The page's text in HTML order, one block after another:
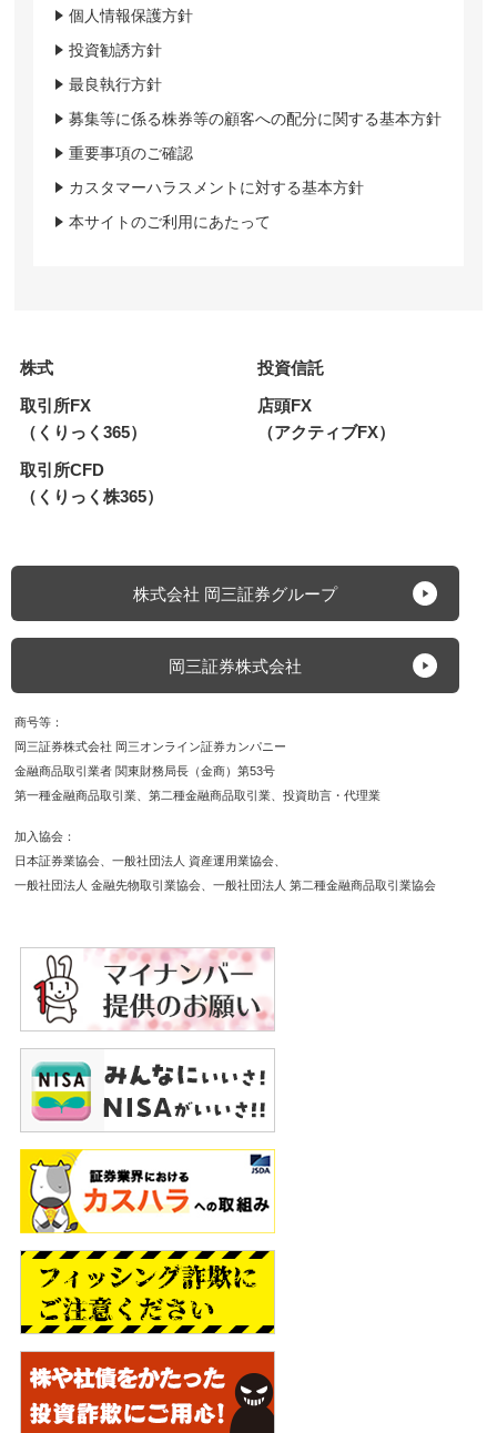
個人情報保護方針
投資勧誘方針
最良執行方針
募集等に係る株券等の顧客への配分に関する基本方針
重要事項のご確認
カスタマーハラスメントに対する基本方針
本サイトのご利用にあたって
株式
投資信託
取引所FX
（くりっく365）
店頭FX
（アクティブFX）
取引所CFD
（くりっく株365）
株式会社 岡三証券グループ
岡三証券株式会社
商号等
岡三証券株式会社 岡三オンライン証券カンパニー
金融商品取引業者 関東財務局長（金商）第53号
第一種金融商品取引業
第二種金融商品取引業 投資助言・代理業
加入協会
日本証券業協会
一般社団法人 資産運用業協会
一般社団法人 金融先物取引業協会
一般社団法人 第二種金融商品取引業協会